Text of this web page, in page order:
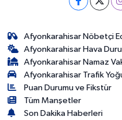
Afyonkarahisar Nöbetçi
Afyonkarahisar Hava
Afyonkarahisar Namaz
Afyonkarahisar Trafik
Puan Durumu ve Fikstür
Tüm Manşetler
Son Dakika Haberleri